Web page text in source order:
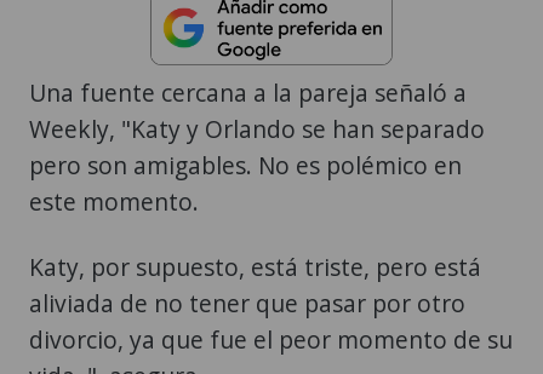
Una fuente cercana a la pareja señaló a
Weekly, "Katy y Orlando se han separado
pero son amigables. No es polémico en
este momento.
Katy, por supuesto, está triste, pero está
aliviada de no tener que pasar por otro
divorcio, ya que fue el peor momento de su